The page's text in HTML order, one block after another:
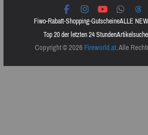
Fiwo-Rabatt-Shopping-GutscheineALLE
Top 20 der letzten 24 Stunden
Copyright © 2026Fireworld.at. Alle